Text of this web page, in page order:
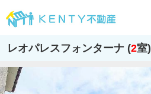
レオパレスフォンターナ (2室)